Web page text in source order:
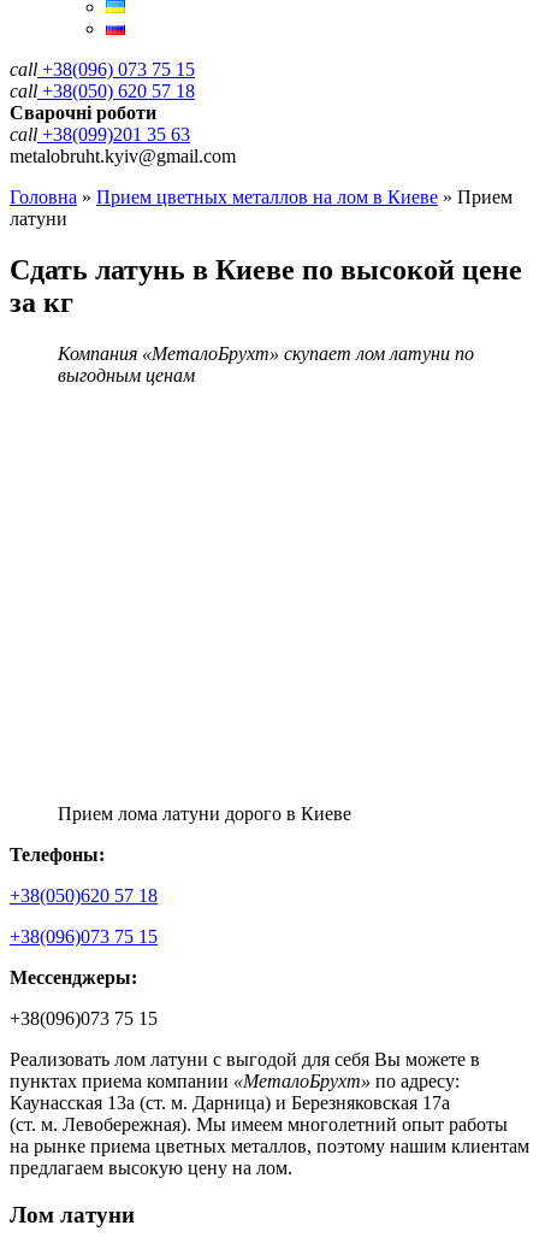
call +38(096) 073 75 15
call +38(050) 620 57 18
Сварочні роботи
call +38(099)201 35 63
metalobruht.kyiv@gmail.com
Головна » Прием цветных металлов на лом в Киеве » Прием
латуни
Сдать латунь в Киеве по высокой цене
за кг
Компания «МеталоБрухт» скупает лом латуни по
выгодным ценам
Прием лома латуни дорого в Киеве
Телефоны:
+38(050)620 57 18
+38(096)073 75 15
Мессенджеры:
+38(096)073 75 15
Реализовать лом латуни с выгодой для себя Вы можете в
пунктах приема компании «МеталоБрухт» по адресу:
Каунасская 13а (ст. м. Дарница) и Березняковская 17а
(ст. м. Левобережная). Мы имеем многолетний опыт работы
на рынке приема цветных металлов, поэтому нашим клиентам
предлагаем высокую цену на лом.
Лом латуни